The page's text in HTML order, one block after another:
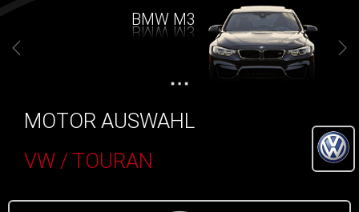
BMW M3
MOTOR AUSWAHL
VW / TOURAN